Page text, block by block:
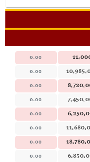
0.00
0.00
0.00
0.00
0.00
0.00
0.00
0.00